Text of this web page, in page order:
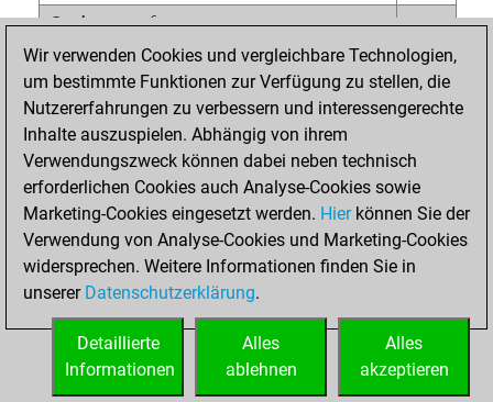
Springeropfer
0
Bauernopfer
0
Matt auf vollem Brett
0
Bauer setzt Matt
Erstickte Matts
Unterverwandlungen
0
Türme auf der siebten
0
STARTSEITE
Wir verwenden Cookies und vergleichbare Technologien,
um bestimmte Funktionen zur Verfügung zu stellen, die
Nutzererfahrungen zu verbessern und interessengerechte
Inhalte auszuspielen. Abhängig von ihrem
Verwendungszweck können dabei neben technisch
erforderlichen Cookies auch Analyse-Cookies sowie
Marketing-Cookies eingesetzt werden. Hierkönnen Sie der
Verwendung von Analyse-Cookies und Marketing-Cookies
widersprechen. Weitere Informationen finden Sie in
unserer Datenschutzerklärung.
Alles
akzeptieren
Alles
ablehnen
Detaillierte
Informationen